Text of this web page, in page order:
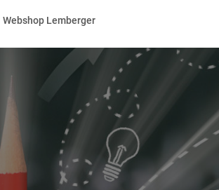
Webshop Lemberger